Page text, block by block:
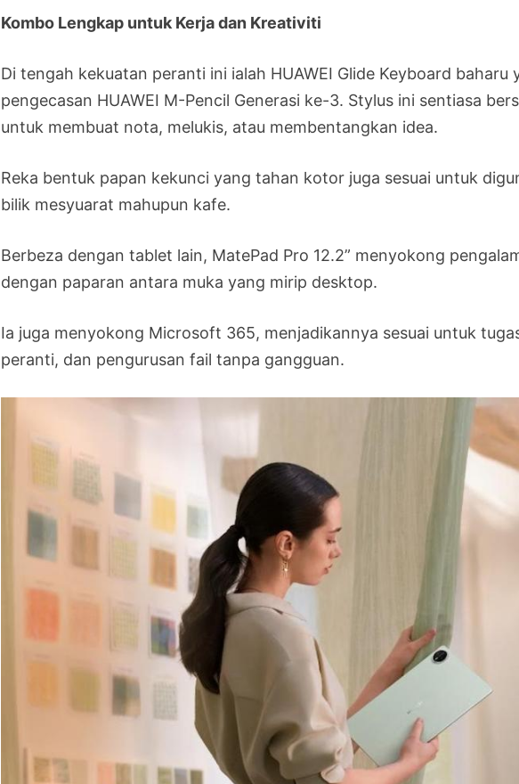
Kombo Lengkap untuk Kerja dan Kreativiti
Di tengah kekuatan peranti ini ialah HUAWEI Glide Keyboard baharu
pengecasan HUAWEI M-Pencil Generasi ke-3. Stylus ini sentiasa
untuk membuat nota, melukis, atau membentangkan idea.
Reka bentuk papan kekunci yang tahan kotor juga sesuai untuk
bilik mesyuarat mahupun kafe.
Berbeza dengan tablet lain, MatePad Pro 12.2” menyokong
dengan paparan antara muka yang mirip desktop.
Ia juga menyokong Microsoft 365, menjadikannya sesuai untuk
peranti, dan pengurusan fail tanpa gangguan.